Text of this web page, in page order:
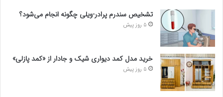
تشخیص سندرم پرادر-ویلی چگونه انجام می‌شود؟
5 روز پیش
خرید مدل کمد دیواری شیک و جادار از «کمد پازلی»
5 روز پیش